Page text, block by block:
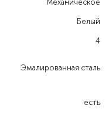
Механическое
Белый
4
Эмалированная сталь
есть